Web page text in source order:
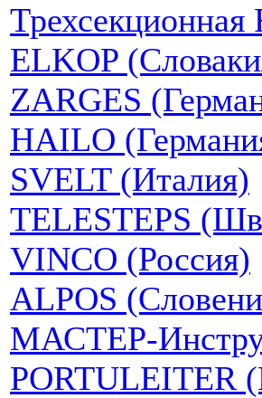
Трехсекционная
ELKOP
ZARGES
HAILO
SVELT (Италия)
TELESTEPS
VINCO (Россия)
ALPOS
МАСТЕР-
PORTULEITER